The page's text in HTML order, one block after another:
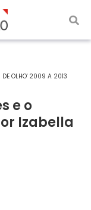
DE OLHO' 2009 A 2013
e o
Izabella